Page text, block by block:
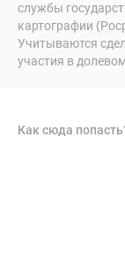
службы
картографии
Учитываются
участия в
Как сюда